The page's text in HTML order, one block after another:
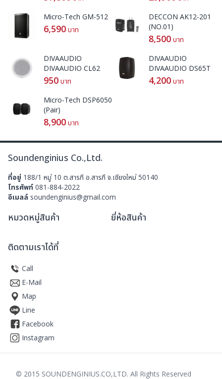
Micro-Tech GM-512
6,590 บาท
DECCON AK12-201
(NO.01)
8,500 บาท
DIVAAUDIO
DIVAAUDIO CL62
950 บาท
DIVAAUDIO
DIVAAUDIO DS65T
4,200 บาท
Micro-Tech DSP6050
(Pair)
8,900 บาท
Soundenginius Co.,Ltd.
ที่อยู่ 188/1 หมู่ 10 ต.สารภี อ.สารภี จ.เชียงใหม่ 50140
โทรศัพท์ 081-884-2022
อีเมลล์ soundenginius@gmail.com
หมวดหมู่สินค้า ยี่ห้อสินค้า
ติดตามเราได้ที่
Call
E-Mail
Map
Line
Facebook
Instagram
© 2015 SOUNDENGINIUS.CO,LTD. All Rights Reserved